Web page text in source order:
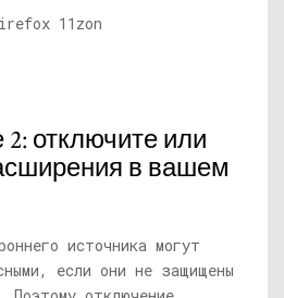
отключите или
в вашем
источника могут
если они не защищены